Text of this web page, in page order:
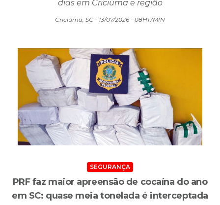
dias em Criciúma e região
Criciúma, SC - 13/07/2026 - 08H17MIN
SEGURANÇA
PRF faz maior apreensão de cocaína do ano
em SC: quase meia tonelada é interceptada